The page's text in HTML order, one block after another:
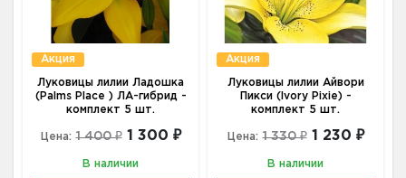
Акция
Луковицы лилии Ладошка
(Palms Place ) ЛА-гибрид -
комплект 5 шт.
Цена: 1 400 ₽ 1 300 ₽
В наличии
Акция
Луковицы лилии Айвори
Пикси (Ivory Pixie) -
комплект 5 шт.
Цена: 1 330 ₽ 1 230 ₽
В наличии